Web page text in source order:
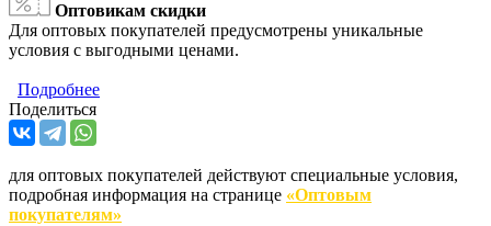
Оптовикам скидки
Для оптовых покупателей предусмотрены уникальные
условия с выгодными ценами.
Подробнее
Поделиться
для оптовых покупателей действуют специальные условия,
подробная информация на странице «Оптовым
покупателям»